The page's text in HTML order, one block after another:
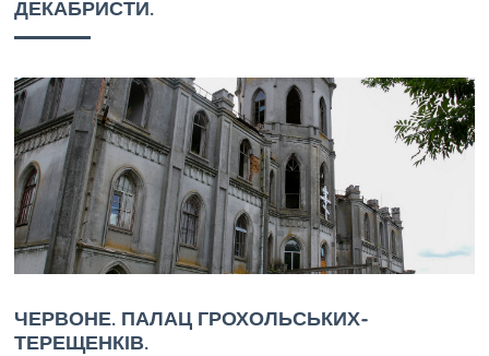
ДЕКАБРИСТИ.
ЧЕРВОНЕ. ПАЛАЦ ГРОХОЛЬСЬКИХ-
ТЕРЕЩЕНКІВ.